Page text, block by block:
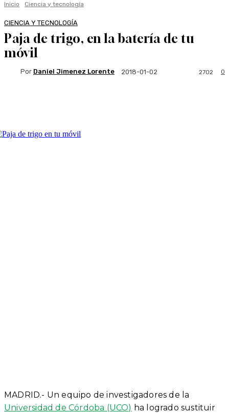
Inicio Ciencia y tecnología
CIENCIA Y TECNOLOGÍA
Paja de trigo, en la batería de tu
móvil
Por Daniel Jimenez Lorente 2018-01-02 0
2702
MADRID.- Un equipo de investigadores de la
Universidad de Córdoba (UCO) ha logrado sustituir